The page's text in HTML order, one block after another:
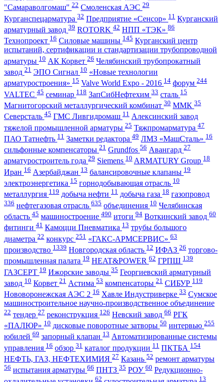
"Самараволгомаш" 22 Смоленская АЭС 29
Курганспецарматура 32 Предприятие «Сенсор» 11 Курганский
арматурный завод 39 ROTORK 42 НПП «ТЭК» 86
Технопроект 16 Силовые машины 145 Курганский центр
испытаний, сертификации и стандартизации трубопроводной
арматуры 10 АК Корвет 26 Челябинский трубопрокатный
завод 21 ЭПО Сигнал 10 «Новые технологии
арматуростроения» 15 Valve World Expo - 2016 14 форум 244
VALTEC 45 семинар 118 ЗапСибНефтехим 33 сталь 15
Магнитогорский металлургический комбинат 30 ММК 35
Северсталь 45 ГМС Ливгидромаш 11 Алексинский завод
тяжелой промышленной арматуры 25 Тяжпромарматура 47
ПАО Татнефть 11 Заметки редактора 49 ЛМЗ «МашСталь» 16
сильфонные компенсаторы 21 Grundfos 56 Авангард 27
арматуростроитель года 29 Siemens 10 ARMATURY Group 18
Иран 16 Азербайджан 13 балансировочные клапаны 19
электроэнергетика 15 горнодобывающая отрасль 10
металлургия 119 добыча нефти 11 добыча газа 18 газопровод
336 нефтегазовая отрасль 635 объединения 10 Челябинская
область 45 машиностроение 490 итоги 94 Воткинский завод 60
фитинги 41 Камоцци Пневматика 13 трубы большого
диаметра 22 конкурс 251 «ГАКС-АРМСЕРВИС» 63
производство 1339 Новгородская область 12 ИФАЗ 26 торгово-
промышленная палата 19 HEAT&POWER 62 ГРПШ 139
ГАЗСЕРТ 19 Ижорские заводы 35 Георгиевский арматурный
завод 10 Корвет 21 Астима 53 компенсаторы 21 СИБУР 119
Нововоронежская АЭС 2 16 Хавле Индустриверке 33 Сумское
машиностроительное научно-производственное объединение
22 тендер 27 реконструкция 126 Невский завод 66 РГК
«ПАЛЮР» 10 дисковые поворотные затворы 50 интервью 255
юбилей 69 запорный клапан 13 Автоматизированные системы
управления 16 обзор 31 каталог продукции 11 ПКТБА 154
НЕФТЬ, ГАЗ, НЕФТЕХИМИЯ 27 Казань 52 ремонт арматуры
56 испытания арматуры 66 ПНТЗ 35 РОУ 60 Редукционно-
62 13